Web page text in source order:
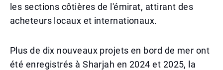
les sections côtières de l'émirat, attirant des
acheteurs locaux et internationaux.
Plus de dix nouveaux projets en bord de mer ont
été enregistrés à Sharjah en 2024 et 2025, la